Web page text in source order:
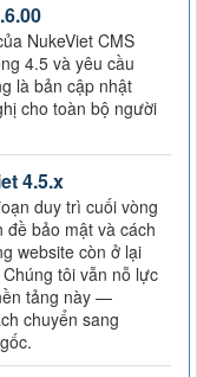
NukeViet CMS
4.5 và yêu cầu
là bản cập nhật
cho toàn bộ người
4.5.x
duy trì cuối vòng
đề bảo mật và cách
website còn ở lại
tôi vẫn nỗ lực
tảng này —
chuyển sang